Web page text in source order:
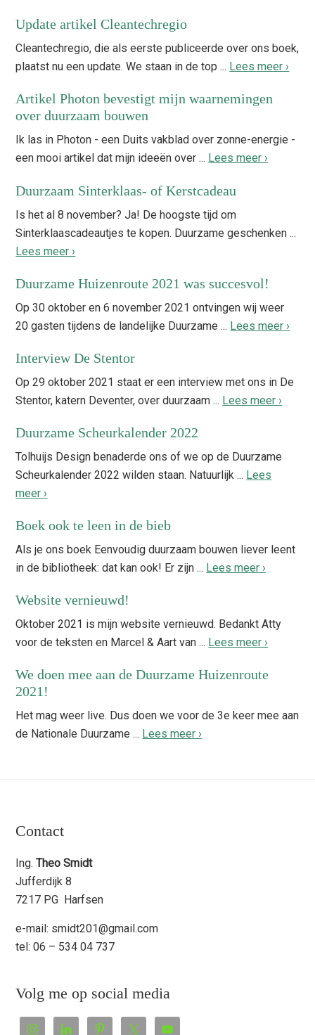
Update artikel Cleantechregio
Cleantechregio, die als eerste publiceerde over ons boek,
plaatst nu een update. We staan in de top ... Lees meer ›
Artikel Photon bevestigt mijn waarnemingen
over duurzaam bouwen
Ik las in Photon - een Duits vakblad over zonne-energie -
een mooi artikel dat mijn ideeën over ... Lees meer ›
Duurzaam Sinterklaas- of Kerstcadeau
Is het al 8 november? Ja! De hoogste tijd om
Sinterklaascadeautjes te kopen. Duurzame geschenken ...
Lees meer ›
Duurzame Huizenroute 2021 was succesvol!
Op 30 oktober en 6 november 2021 ontvingen wij weer
20 gasten tijdens de landelijke Duurzame ... Lees meer ›
Interview De Stentor
Op 29 oktober 2021 staat er een interview met ons in De
Stentor, katern Deventer, over duurzaam ... Lees meer ›
Duurzame Scheurkalender 2022
Tolhuijs Design benaderde ons of we op de Duurzame
Scheurkalender 2022 wilden staan. Natuurlijk ... Lees
meer ›
Boek ook te leen in de bieb
Als je ons boek Eenvoudig duurzaam bouwen liever leent
in de bibliotheek: dat kan ook! Er zijn ... Lees meer ›
Website vernieuwd!
Oktober 2021 is mijn website vernieuwd. Bedankt Atty
voor de teksten en Marcel & Aart van ... Lees meer ›
We doen mee aan de Duurzame Huizenroute
2021!
Het mag weer live. Dus doen we voor de 3e keer mee aan
de Nationale Duurzame ... Lees meer ›
Footer
Contact
Ing. Theo Smidt
Jufferdijk 8
7217 PG Harfsen
e-mail: smidt201@gmail.com
tel: 06 – 534 04 737
Volg me op social media